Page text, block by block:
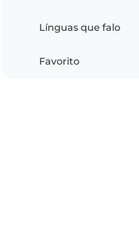
Línguas que falo
Favorito